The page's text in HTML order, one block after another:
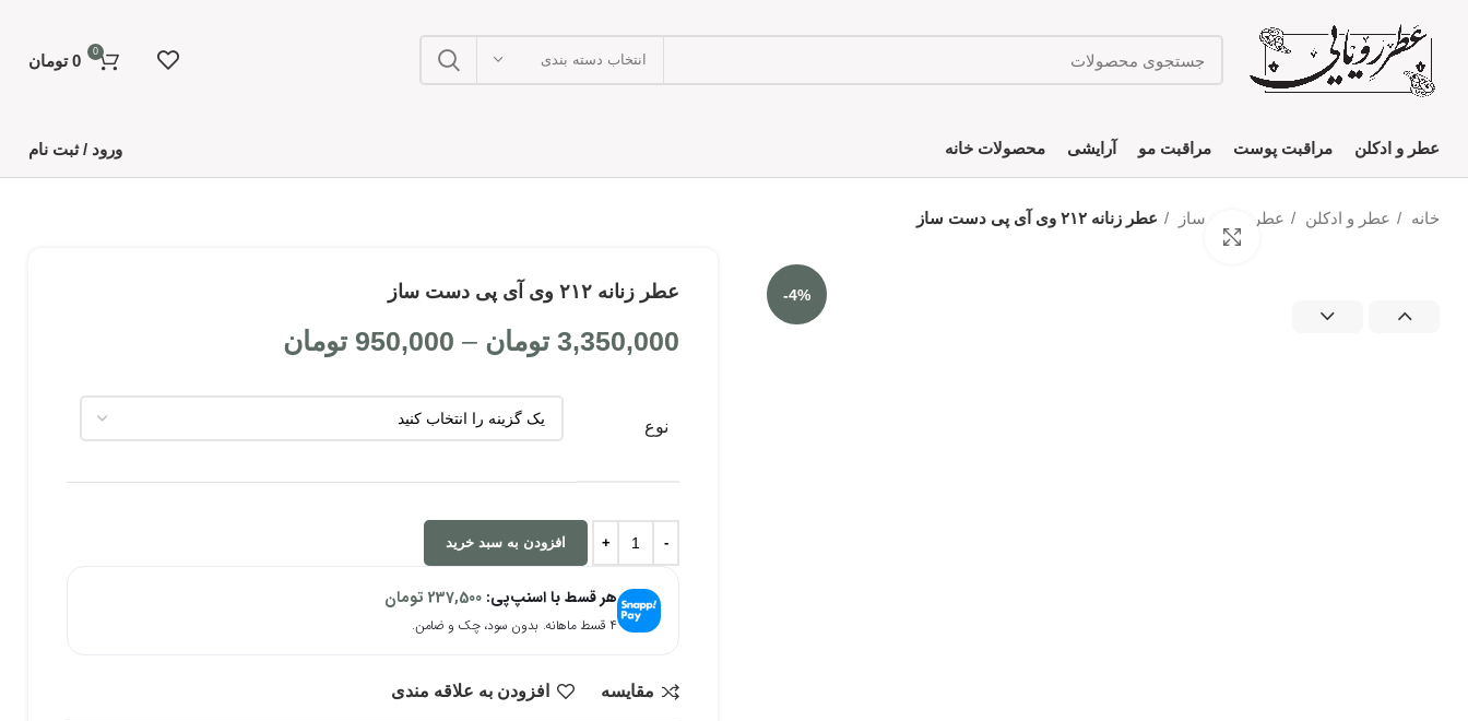
انتخاب دسته بندی 0
0 تومان
عطر و ادکلن مراقبت پوست مراقبت مو آرایشی محصولات خانه ورود / ثبت نام
خانه عطر و ادکلن عطر دست ساز عطر زنانه ۲۱۲ وی آی پی دست ساز
-4% عطر زنانه ۲۱۲ وی آی پی دست ساز
3,350,000 تومان –
950,000 تومان
نوع
افزودن به سبد خرید
هر قسط با اسنپ‌پی: 237,500 تومان
۴ قسط ماهانه. بدون سود، چک و ضامن.
مقایسه افزودن به علاقه مندی